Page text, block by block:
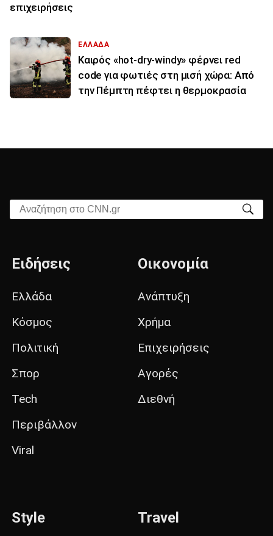
επιχειρήσεις
ΕΛΛΑΔΑ
Καιρός «hot-dry-windy» φέρνει red
code για φωτιές στη μισή χώρα: Από
την Πέμπτη πέφτει η θερμοκρασία
Αναζήτηση στο CNN.gr
Ειδήσεις
Ελλάδα
Κόσμος
Πολιτική
Σπορ
Tech
Περιβάλλον
Viral
Οικονομία
Ανάπτυξη
Χρήμα
Επιχειρήσεις
Αγορές
Διεθνή
Style Travel